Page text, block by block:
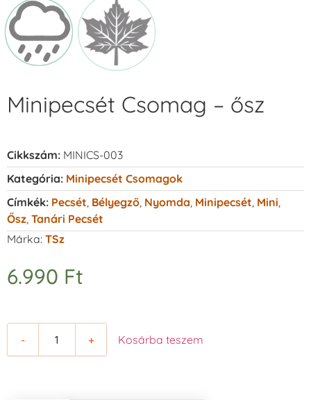
Minipecsét Csomag – ősz
Cikkszám: MINICS-003
Kategória: Minipecsét Csomagok
Címkék: Pecsét, Bélyegző, Nyomda, Minipecsét, Mini,
Ősz, Tanári Pecsét
Márka: TSz
6.990 Ft
- + Kosárba teszem